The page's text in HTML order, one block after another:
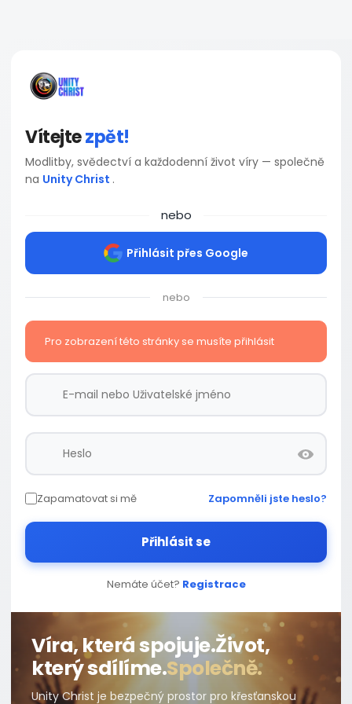
Vítejtezpět!
Modlitby, svědectví a každodenní život víry — společně
na Unity Christ .
nebo
Přihlásit přes Google
nebo
Pro zobrazení této stránky se musíte přihlásit
Zapamatovat si mě Zapomněli jste heslo?
Přihlásit se
Nemáte účet? Registrace
Víra, která spojuje.Život,
který sdílíme.Společně.
Unity Christ je bezpečný prostor pro křesťanskou